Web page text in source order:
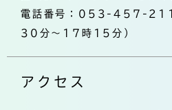
電話番号：053-457-
30分～17時15分）
アクセス